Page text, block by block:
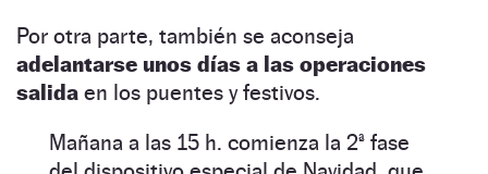
Por otra parte, también se aconseja
adelantarse unos días a las operaciones
salida en los puentes y festivos.
Mañana a las 15 h. comienza la 2ª fase